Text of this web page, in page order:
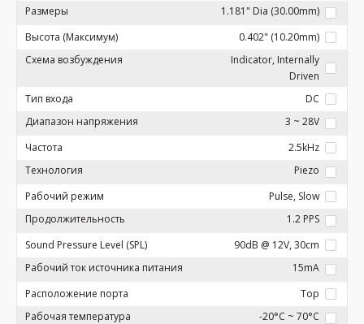
Размеры
1.181" Dia (30.00mm)
Высота (Максимум)
0.402" (10.20mm)
Схема возбуждения
Indicator, Internally
Driven
Тип входа
DC
Диапазон напряжения
3 ~ 28V
Частота
2.5kHz
Технология
Piezo
Рабочий режим
Pulse, Slow
Продолжительность
1.2 PPS
Sound Pressure Level (SPL)
90dB @ 12V, 30cm
Рабочий ток источника питания
15mA
Расположение порта
Top
Рабочая температура
-20°C ~ 70°C